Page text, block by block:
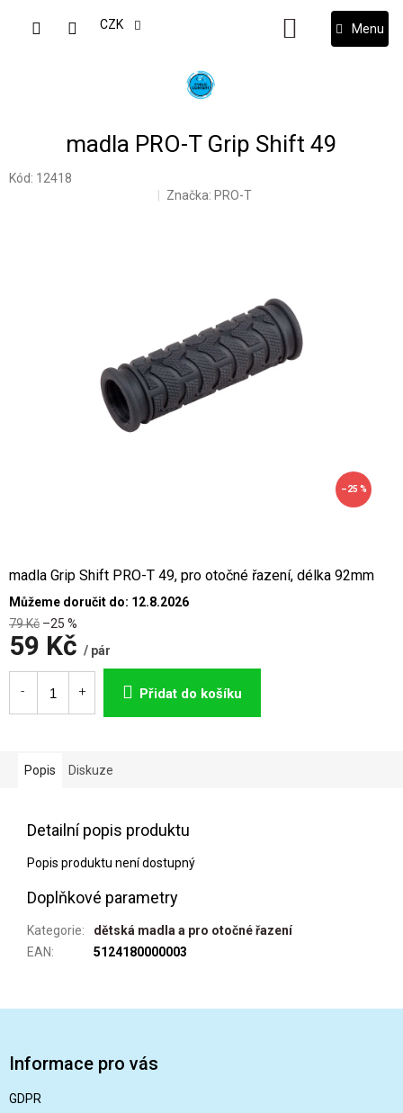
CZK
NÁKUPNÍ
KOŠÍK
madla PRO-T Grip Shift 49
Kód: 12418
Značka: PRO-T
–25 %
79 Kč –25 %
59 Kč / pár
Měrná
cena:
Můžeme doručit do: 12.8.2026
Přidat do košíku
madla Grip Shift PRO-T 49, pro otočné řazení, délka 92mm
Popis Diskuze
Detailní popis produktu
Popis produktu není dostupný
Doplňkové parametry
Kategorie:
dětská madla a pro otočné řazení
EAN: 5124180000003
Informace pro vás
GDPR